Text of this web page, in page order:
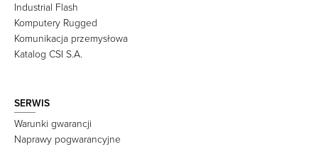
Industrial Flash
Komputery Rugged
Komunikacja przemysłowa
Katalog CSI S.A.
SERWIS
Warunki gwarancji
Naprawy pogwarancyjne